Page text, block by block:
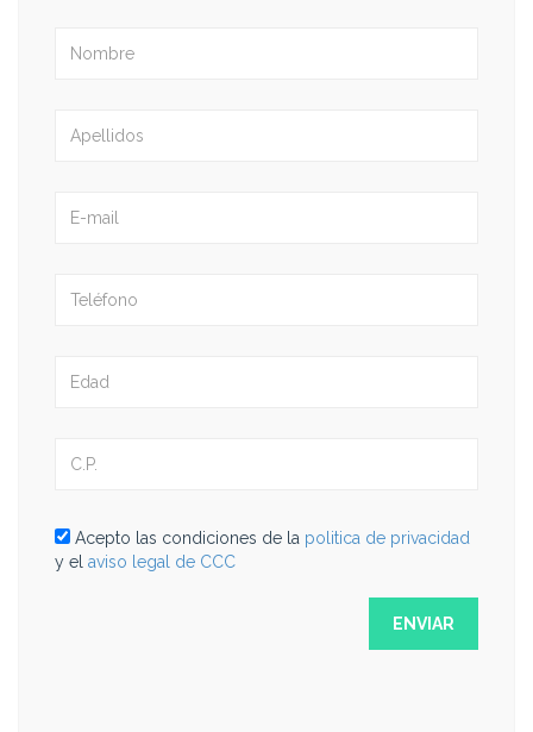
Acepto las condiciones de la politica de privacidad
y el aviso legal de CCC